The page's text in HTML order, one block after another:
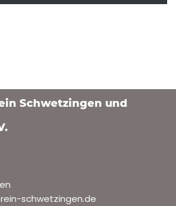
Schwetzingen und
schwetzingen.de